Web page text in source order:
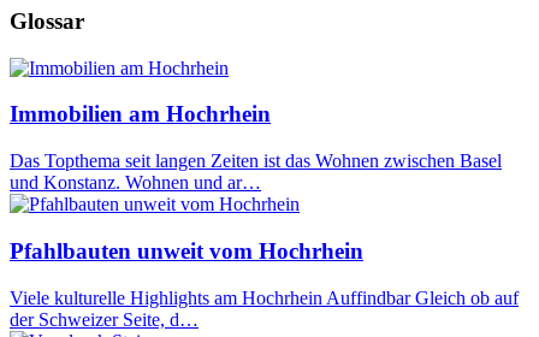
Glossar
Immobilien am Hochrhein
Das Topthema seit langen Zeiten ist das Wohnen zwischen Basel
und Konstanz. Wohnen und ar…
Pfahlbauten unweit vom Hochrhein
Viele kulturelle Highlights am Hochrhein Auffindbar Gleich ob auf
der Schweizer Seite, d…